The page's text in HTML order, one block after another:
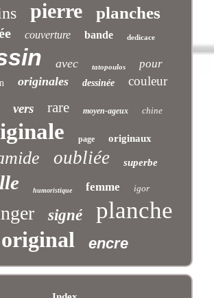
pierre planches
couverture bande dedicace
avec tatopoulos pour
originales dessinée couleur
vers rare moyen-ageux chine
page originaux
oubliée superbe
humoristique femme igor
signé planche
original encre